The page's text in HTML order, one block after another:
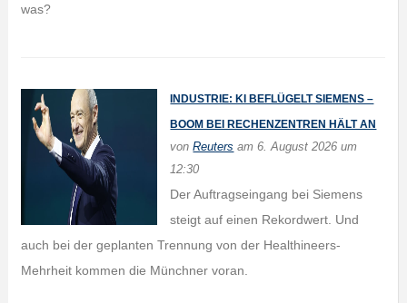
was?
INDUSTRIE: KI BEFLÜGELT SIEMENS –
BOOM BEI RECHENZENTREN HÄLT AN
vonReuters am 6. August 2026 um
12:30
Der Auftragseingang bei Siemens
steigt auf einen Rekordwert. Und
auch bei der geplanten Trennung von der Healthineers-
Mehrheit kommen die Münchner voran.